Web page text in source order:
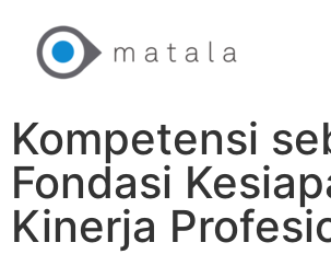
Kompetensi
Fondasi
Kinerja